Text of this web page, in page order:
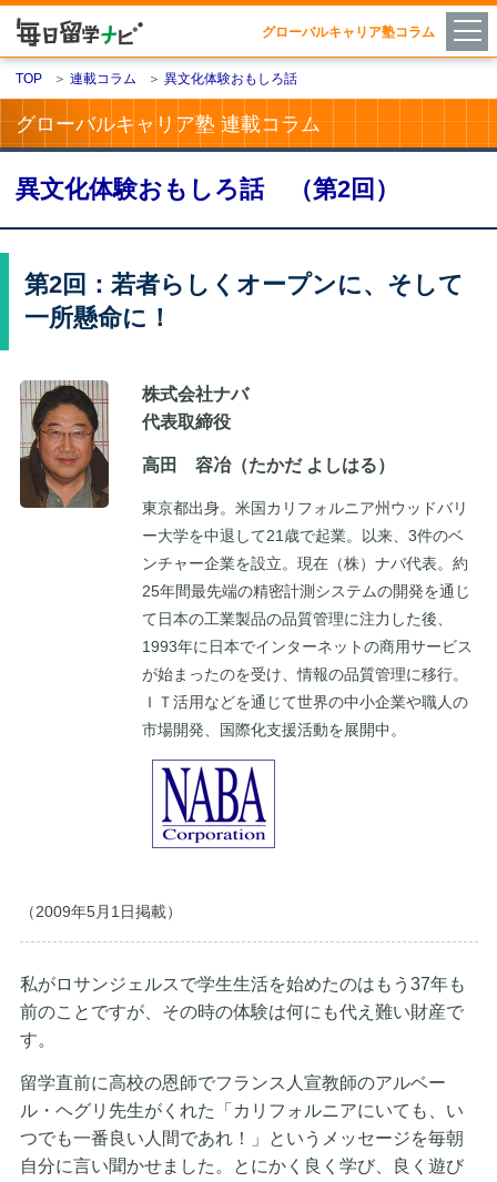
グローバルキャリア塾コラム
TOP ＞ 連載コラム ＞ 異文化体験おもしろ話
グローバルキャリア塾 連載コラム
異文化体験おもしろ話 （第2回）
第2回：若者らしくオープンに、そして
一所懸命に！
株式会社ナバ
代表取締役
高田 容冶（たかだ よしはる）
東京都出身。米国カリフォルニア州ウッドバリ
ー大学を中退して21歳で起業。以来、3件のベ
ンチャー企業を設立。現在（株）ナバ代表。約
25年間最先端の精密計測システムの開発を通じ
て日本の工業製品の品質管理に注力した後、
1993年に日本でインターネットの商用サービス
が始まったのを受け、情報の品質管理に移行。
ＩＴ活用などを通じて世界の中小企業や職人の
市場開発、国際化支援活動を展開中。
（2009年5月1日掲載）
私がロサンジェルスで学生生活を始めたのはもう37年も
前のことですが、その時の体験は何にも代え難い財産で
す。
留学直前に高校の恩師でフランス人宣教師のアルベー
ル・ヘグリ先生がくれた「カリフォルニアにいても、い
つでも一番良い人間であれ！」というメッセージを毎朝
自分に言い聞かせました。とにかく良く学び、良く遊び